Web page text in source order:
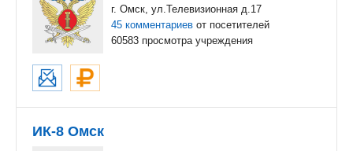
г. Омск, ул.Телевизионная д.17
45 комментариев от посетителей
60583 просмотра учреждения
ИК-8 Омск